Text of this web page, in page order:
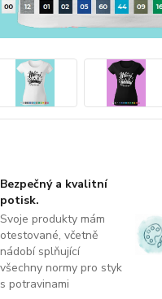
Bezpečný a kvalitní
potisk.
Svoje produkty mám
otestované, včetně
nádobí splňující
všechny normy pro styk
s potravinami